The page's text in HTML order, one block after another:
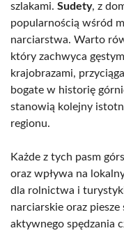
szlakami. Sudety, z
popularnością wśród
narciarstwa. Warto
który zachwyca
krajobrazami,
bogate w historię
stanowią kolejny
regionu.
Każde z tych pasm
oraz wpływa na
dla rolnictwa i
narciarskie oraz
aktywnego spędzania